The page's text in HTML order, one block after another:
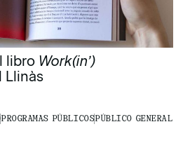
libro Work(in’)
Llinàs
PROGRAMAS PÚBLICOSPÚBLICO GENERAL